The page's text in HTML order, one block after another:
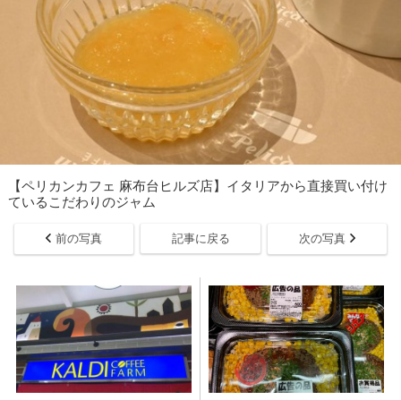
【ペリカンカフェ 麻布台ヒルズ店】イタリアから直接買い付け
ているこだわりのジャム
前の写真 記事に戻る 次の写真